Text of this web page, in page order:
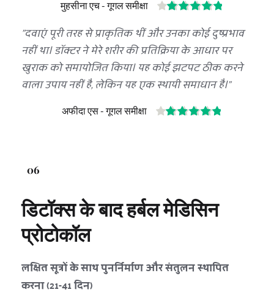
06
डिटॉक्स के बाद हर्बल मेडिसिन
प्रोटोकॉल
लक्षित सूत्रों के साथ पुनर्निर्माण और संतुलन स्थापित
करना (21-41 दिन)
मुहसीना एच - गूगल समीक्षा
"दवाएं पूरी तरह से प्राकृतिक थीं और उनका कोई दुष्प्रभाव
नहीं था। डॉक्टर ने मेरे शरीर की प्रतिक्रिया के आधार पर
खुराक को समायोजित किया। यह कोई झटपट ठीक करने
वाला उपाय नहीं है, लेकिन यह एक स्थायी समाधान है।"
अफीदा एस - गूगल समीक्षा